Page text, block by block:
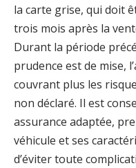
la carte grise, qui doit
trois mois après la
Durant la période
prudence est de mise,
couvrant plus les
non déclaré. Il est
assurance adaptée,
véhicule et ses
d’éviter toute